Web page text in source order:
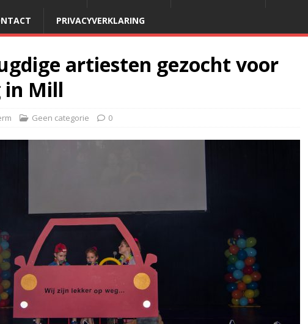
PRIVACYVERKLARING
artiesten gezocht voor
Mill
Geen categorie 0